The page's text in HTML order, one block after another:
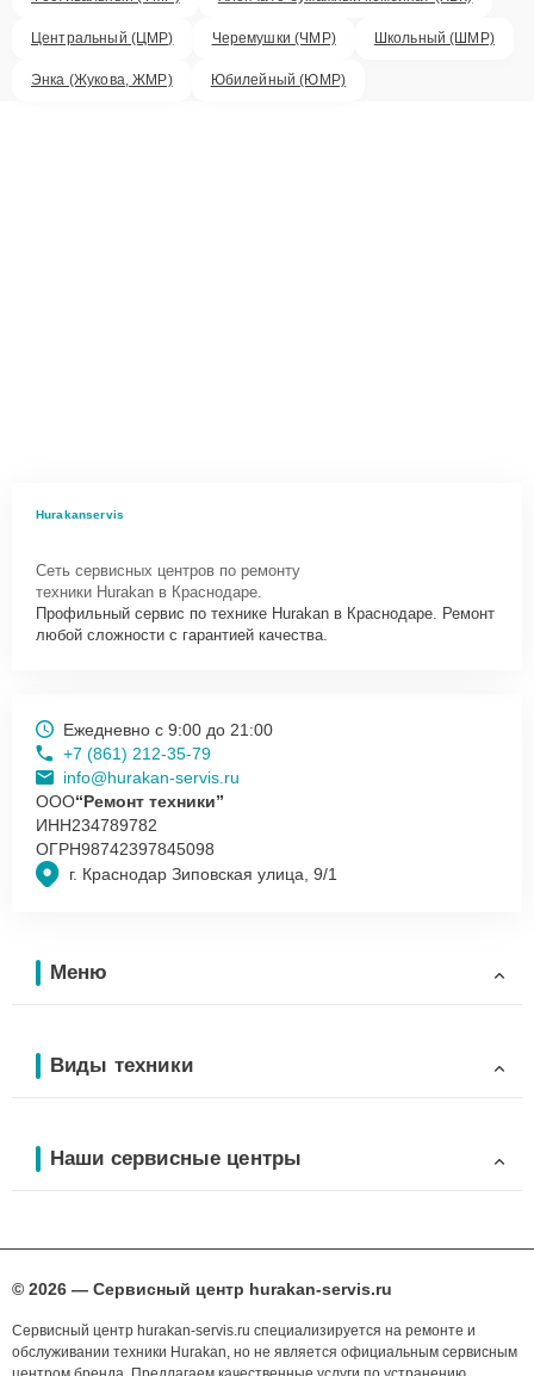
Центральный (ЦМР) Черемушки (ЧМР) Школьный (ШМР)
Энка (Жукова, ЖМР) Юбилейный (ЮМР)
Hurakanservis
Сеть сервисных центров по ремонту
техники Hurakan в Краснодаре.
Профильный сервис по технике Hurakan в Краснодаре. Ремонт
любой сложности с гарантией качества.
г. Краснодар Зиповская улица, 9/1
Ежедневно с 9:00 до 21:00
+7 (861) 212-35-79
info@hurakan-servis.ru
ООО“Ремонт техники”
ИНН234789782
ОГРН98742397845098
Меню
Виды техники
Наши сервисные центры
© 2026 — Сервисный центр hurakan-servis.ru
Сервисный центр hurakan-servis.ru специализируется на ремонте и
обслуживании техники Hurakan, но не является официальным сервисным